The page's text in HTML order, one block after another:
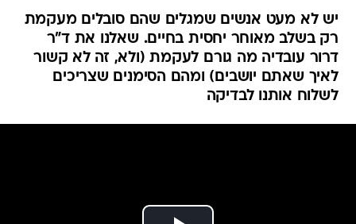
יש לא מעט אנשים שמגלים שהם סובלים מעקמת
רק בשלב מאוחר יחסית בחיים. שאלנו את ד"ר
דרור עובדיה מה גורם לעקמת (ולא, זה לא קשור
לאיך שאתם יושבים) ומהם הסימנים שצריכים
לשלוח אותנו לבדיקה